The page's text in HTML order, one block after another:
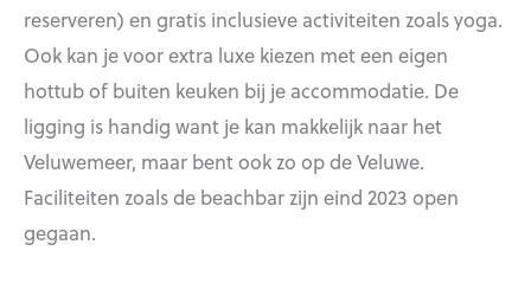
reserveren) en gratis inclusieve activiteiten zoals yoga.
Ook kan je voor extra luxe kiezen met een eigen
hottub of buiten keuken bij je accommodatie. De
ligging is handig want je kan makkelijk naar het
Veluwemeer, maar bent ook zo op de Veluwe.
Faciliteiten zoals de beachbar zijn eind 2023 open
gegaan.